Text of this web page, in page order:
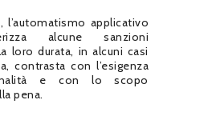
l’automatismo applicativo
alcune sanzioni
loro durata, in alcuni casi
contrasta con l’esigenza
e con lo scopo
pena.